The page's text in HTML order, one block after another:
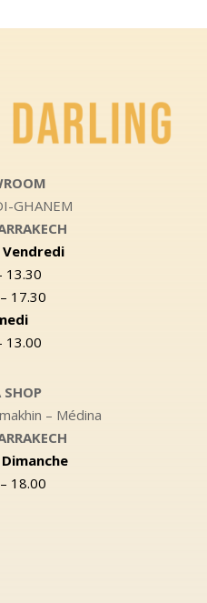
GHANEM
Vendredi
13.30
17.30
13.00
– Médina
18.00